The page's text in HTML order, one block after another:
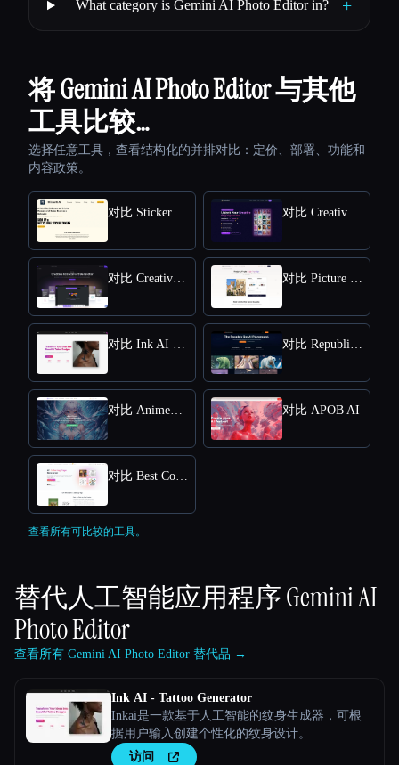
What category is Gemini AI Photo Editor in? +
将 Gemini AI Photo Editor 与其他
工具比较…
选择任意工具，查看结构化的并排对比：定价、部署、功能和
内容政策。
对比 StickerIt.AI 对比 CreativePixel
对比 Creative Fabrica 对比 Picture to Drawing
对比 Ink AI - Tattoo Generator 对比 Republiclabs.ai
对比 AnimeGenius 对比 APOB AI
对比 Best Coloring Pages AI
查看所有可比较的工具。
替代人工智能应用程序Gemini AI
Photo Editor
查看所有 Gemini AI Photo Editor 替代品 →
Ink AI - Tattoo Generator
Inkai是一款基于人工智能的纹身生成器，可根
据用户输入创建个性化的纹身设计。
访问